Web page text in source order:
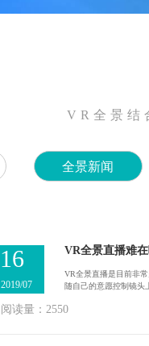
VR全景结
全景新闻
VR全景直播难
VR全景直播是目前非
随自己的意愿控制镜头
阅读量：2550
16
2019/07